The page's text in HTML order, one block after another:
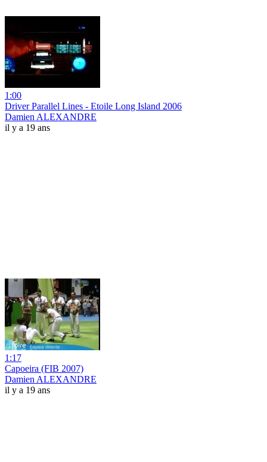
1:00
Driver Parallel Lines - Etoile Long Island 2006
Damien ALEXANDRE
il y a 19 ans
1:17
Capoeira (FIB 2007)
Damien ALEXANDRE
il y a 19 ans